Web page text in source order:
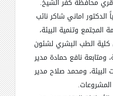
محافظة كفر الشيخ.
الدكتور اماني شاكر نائب
وتنمية البيئة،
كلية الطب البشري لشئون
ومتابعة نافع حمادة مدير
البيئة، ومحمد صلاح مدير
المشروعات.